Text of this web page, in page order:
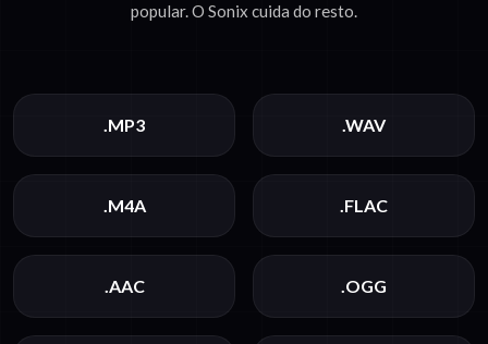
popular. O Sonix cuida do resto.
.MP3 .WAV
.M4A .FLAC
.AAC .OGG